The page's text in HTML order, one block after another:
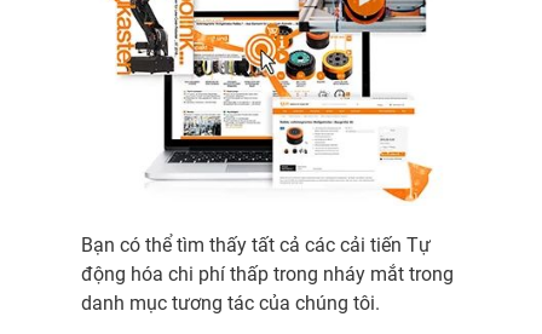
Bạn có thể tìm thấy tất cả các cải tiến Tự
động hóa chi phí thấp trong nháy mắt trong
danh mục tương tác của chúng tôi.